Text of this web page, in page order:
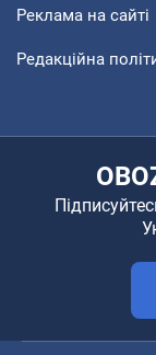
Реклама на сайті
Редакційна